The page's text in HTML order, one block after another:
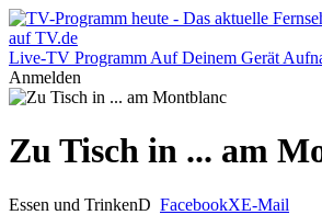
Live-TV Programm Auf Deinem Gerät
Anmelden
Zu Tisch in ... am
Essen und TrinkenD FacebookXE-Mail